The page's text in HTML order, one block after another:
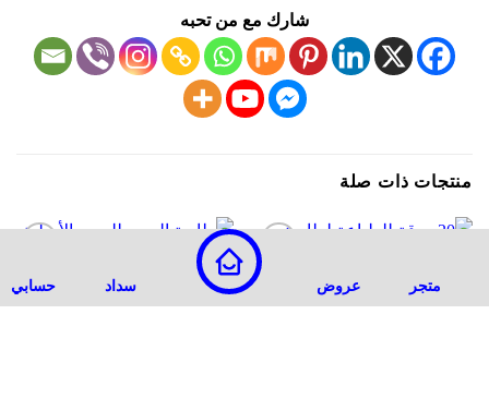
شارك مع من تحبه
ذات صلة
الرغبات
-8%
لقائمة
الرغبات
عروض سداد حسابي